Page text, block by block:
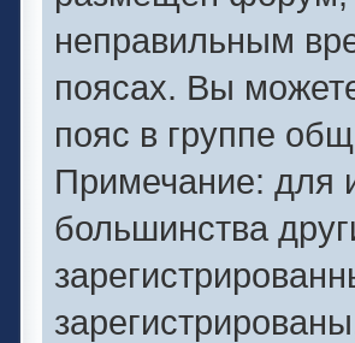
неправильным
поясах. Вы
пояс в группе
Примечание: для
большинства